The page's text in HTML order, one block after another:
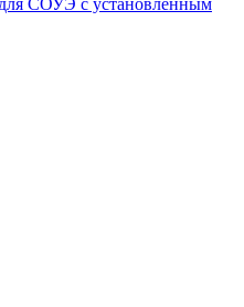
СОУЭ с установленным